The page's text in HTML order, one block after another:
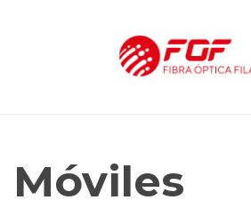
Móviles